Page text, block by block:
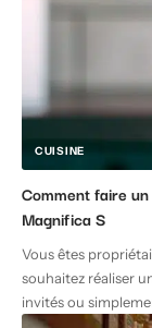
CUISINE
Comment faire
Magnifica S
Vous êtes
souhaitez réaliser
invités ou